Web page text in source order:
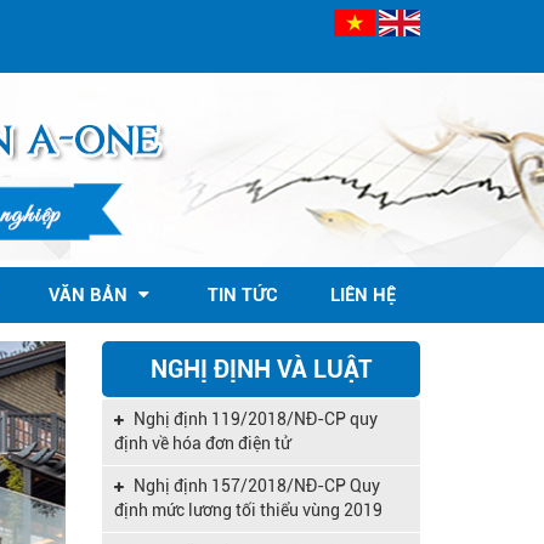
VĂN BẢN TIN TỨC LIÊN HỆ
NGHỊ ĐỊNH VÀ LUẬT
Nghị định 39/2018/NĐ-CP quy dịnh
Luật hỗ trợ doanh nghiệp vừa và nhỏ
Nghị định 119/2018/NĐ-CP quy
định về hóa đơn điện tử
Nghị định 157/2018/NĐ-CP Quy
định mức lương tối thiểu vùng 2019
Công văn số 1734/BHXH-QLT ngày